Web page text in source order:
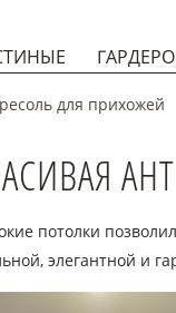
для прихожей
потолки
элегантной и